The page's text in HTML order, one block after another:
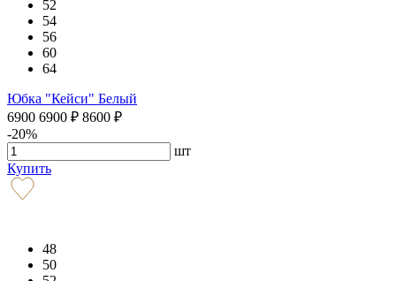
52
54
56
60
64
Юбка "Кейси" Белый
6900 6900 ₽ 8600 ₽
-20%
шт
Купить
48
50